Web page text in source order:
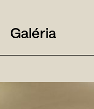
Galéria